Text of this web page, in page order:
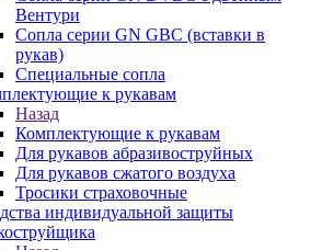
Вентури
Сопла серии GN GBC (вставки в
рукав)
Специальные сопла
к рукавам
Назад
Комплектующие к рукавам
Для рукавов абразивоструйных
Для рукавов сжатого воздуха
Тросики страховочные
индивидуальной защиты